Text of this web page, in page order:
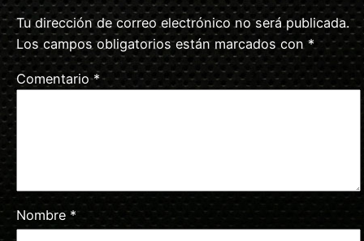
Tu dirección de correo electrónico no será publicada.
Los campos obligatorios están marcados con*
Comentario*
Nombre *